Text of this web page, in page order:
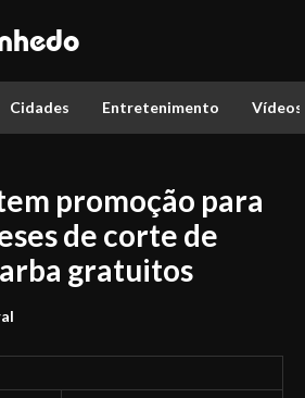
Cidades Entretenimento Vídeos
promoção para
de corte de
gratuitos